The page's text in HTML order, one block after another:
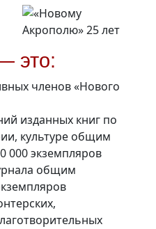
это:
членов «Нового
изданных книг по
культуре общим
000 экземпляров
общим